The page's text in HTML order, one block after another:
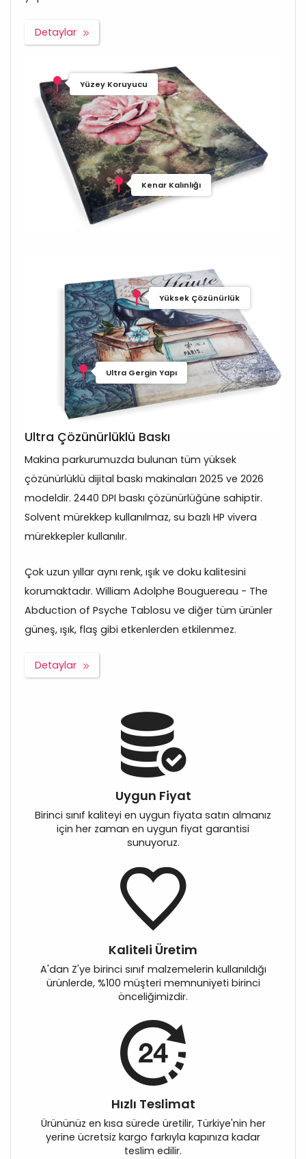
Detaylar
Yüzey Koruyucu
Kenar Kalınlığı
Yüksek Çözünürlük
Ultra Gergin Yapı
Ultra Çözünürlüklü Baskı
Makina parkurumuzda bulunan tüm yüksek
çözünürlüklü dijital baskı makinaları 2025 ve 2026
modeldir. 2440 DPI baskı çözünürlüğüne sahiptir.
Solvent mürekkep kullanılmaz, su bazlı HP vivera
mürekkepler kullanılır.
Çok uzun yıllar aynı renk, ışık ve doku kalitesini
korumaktadır. William Adolphe Bouguereau - The
Abduction of Psyche Tablosu ve diğer tüm ürünler
güneş, ışık, flaş gibi etkenlerden etkilenmez.
Detaylar
Uygun Fiyat
Birinci sınıf kaliteyi en uygun fiyata satın almanız
için her zaman en uygun fiyat garantisi
sunuyoruz.
Kaliteli Üretim
A'dan Z'ye birinci sınıf malzemelerin kullanıldığı
ürünlerde, %100 müşteri memnuniyeti birinci
önceliğimizdir.
Hızlı Teslimat
Ürününüz en kısa sürede üretilir, Türkiye'nin her
yerine ücretsiz kargo farkıyla kapınıza kadar
teslim edilir.